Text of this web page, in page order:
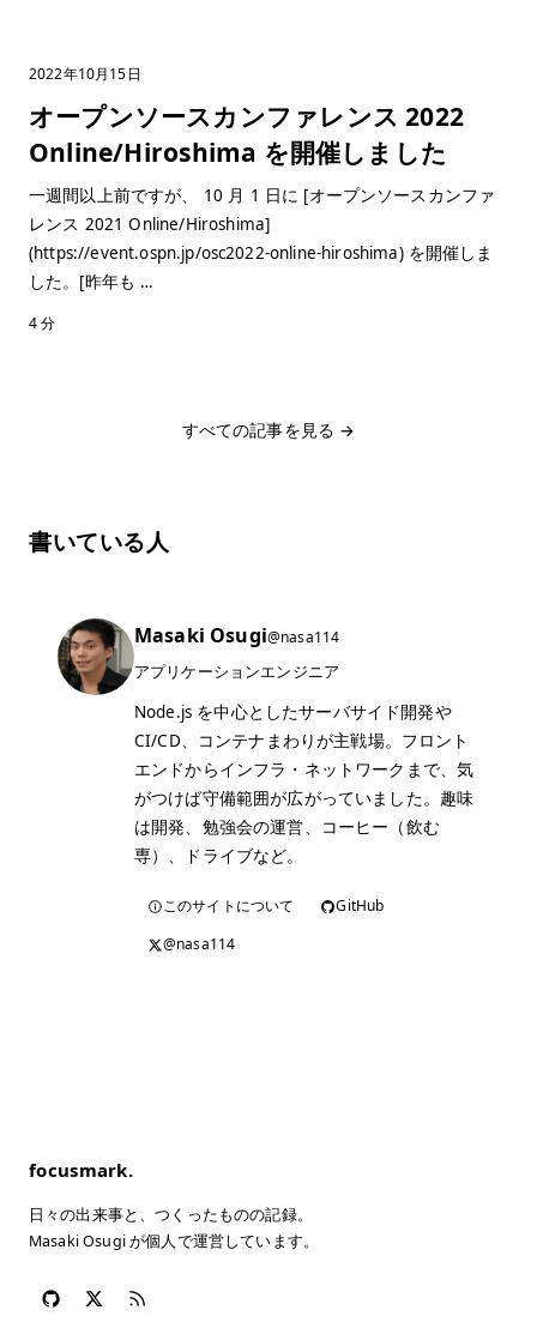
2022年10月15日
オープンソースカンファレンス 2022
Online/Hiroshima を開催しました
一週間以上前ですが、 10 月 1 日に [オープンソースカンファ
レンス 2021 Online/Hiroshima]
(https://event.ospn.jp/osc2022-online-hiroshima) を開催しま
した。[昨年も …
4 分
すべての記事を見る →
書いている人
Masaki Osugi@nasa114
アプリケーションエンジニア
Node.js を中心としたサーバサイド開発や
CI/CD、コンテナまわりが主戦場。フロント
エンドからインフラ・ネットワークまで、気
がつけば守備範囲が広がっていました。趣味
は開発、勉強会の運営、コーヒー（飲む
専）、ドライブなど。
このサイトについて
GitHub
@nasa114
focusmark.
日々の出来事と、つくったものの記録。
Masaki Osugi が個人で運営しています。